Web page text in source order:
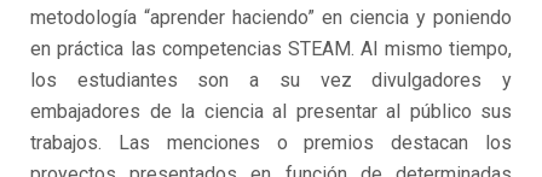
metodología “aprender haciendo” en ciencia y poniendo
en práctica las competencias STEAM. Al mismo tiempo,
los estudiantes son a su vez divulgadores y
embajadores de la ciencia al presentar al público sus
trabajos. Las menciones o premios destacan los